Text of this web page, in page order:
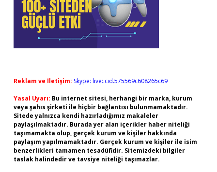
Reklam ve İletişim: Skype: live:.cid.575569c608265c69
Yasal Uyarı: Bu internet sitesi, herhangi bir marka, kurum
veya şahıs şirketi ile hiçbir bağlantısı bulunmamaktadır.
Sitede yalnızca kendi hazırladığımız makaleler
paylaşılmaktadır. Burada yer alan içerikler haber niteliği
taşımamakta olup, gerçek kurum ve kişiler hakkında
paylaşım yapılmamaktadır. Gerçek kurum ve kişiler ile isim
benzerlikleri tamamen tesadüfidir. Sitemizdeki bilgiler
taslak halindedir ve tavsiye niteliği taşımazlar.